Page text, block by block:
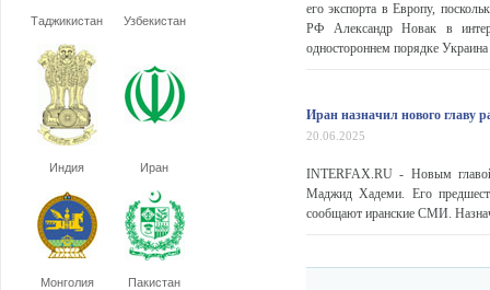
Таджикистан Узбекистан
Индия Иран
Монголия Пакистан
его экспорта в Европу,
РФ Александр Новак в
одностороннем порядке Украина
Иран назначил нового главу
20.06.2025
INTERFAX.RU - Новым
Маджид Хадеми. Его
сообщают иранские СМИ.